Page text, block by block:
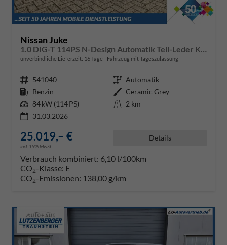
Nissan Juke
unverbindliche Lieferzeit: 16 Tage Fahrzeug mit Tageszulassung
Fahrzeugnr. 541040 Getriebe Automatik
Kraftstoff Benzin Außenfarbe Ceramic Grey
Leistung 84 kW (114 PS) Kilometerstand 2 km
31.03.2026
25.019,– €
incl. 19% MwSt.
Details
Verbrauch kombiniert: 6,10 l/100km
CO2-Klasse: E
CO2-Emissionen: 138,00 g/km